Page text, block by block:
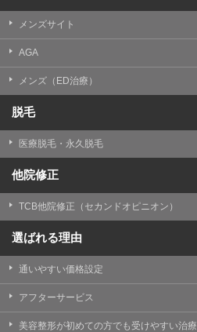
メンズサイト
AGA
メンズ（ED治療）
脱毛
医療脱毛・永久脱毛
他院修正
TCB他院修正（セカンドオピニオン）
選ばれる理由
通いやすい価格設定
アフターサービス
美容整形が初めての方でも受けやすい治療